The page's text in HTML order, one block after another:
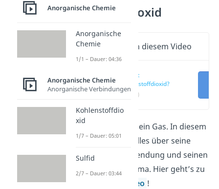
Kohlenstoffdioxid
Wichtige Inhalte in diesem Video
Was ist
Kohlenstoffdioxid?
(00:12)
Kohlenstoffdioxid ist ein Gas. In diesem
Beitrag erfährst du alles über seine
Eigenschaften, Verwendung und seinen
Einfluss auf unser Klima. Hier geht’s zu
unserem kurzen
Video !
Anorganische Chemie
Anorganische
Chemie
1/1 – Dauer: 04:36
Anorganische Chemie
Anorganische Verbindungen
Kohlenstoffdio
xid
1/7 – Dauer: 05:01
Sulfid
2/7 – Dauer: 03:44